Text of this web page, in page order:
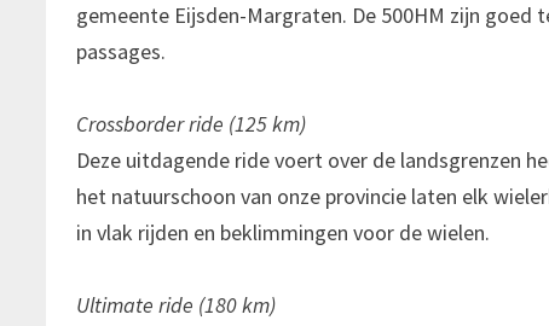
gemeente Eijsden-Margraten. De 500HM zijn
passages.
Crossborder ride (125 km)
Deze uitdagende ride voert over de landsgrenzen
het natuurschoon van onze provincie laten elk
in vlak rijden en beklimmingen voor de wielen.
Ultimate ride (180 km)